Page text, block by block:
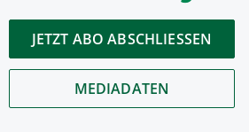
JETZT ABO ABSCHLIESSEN
MEDIADATEN